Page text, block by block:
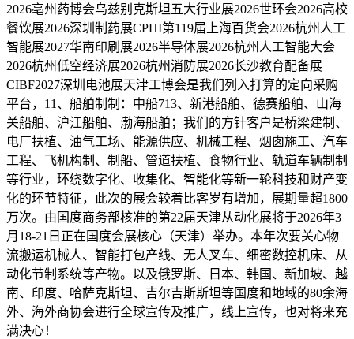
2026亳州药博会乌兹别克斯坦五大行业展2026世环会2026高校
餐饮展2026深圳制药展CPHI第119届上海百货会2026杭州人工
智能展2027华南印刷展2026半导体展2026杭州人工智能大会
2026杭州低空经济展2026杭州消防展2026长沙教育配备展
CIBF2027深圳电池展天津工博会是我们列入打算的定向采购
平台，11、船舶制制：中船713、新港船舶、德赛船舶、山海
关船舶、沪江船舶、渤海船舶；我们的方针客户是桥梁建制、
电厂扶植、油气工场、能源供应、机械工程、烟囱施工、汽车
工程、飞机构制、制船、管道扶植、食物行业、轨道车辆制制
等行业，环绕数字化、收集化、智能化等新一轮科技和财产变
化的环节特征，此次的展会较着比客岁有增加，展期量超1800
万次。由国度商务部核准的第22届天津从动化展将于2026年3
月18-21日正在国度会展核心（天津）举办。本年次要关心物
流搬运机械人、智能打包产线、无人叉车、细密数控机床、从
动化节制系统等产物。以及俄罗斯、日本、韩国、新加坡、越
南、印度、哈萨克斯坦、吉尔吉斯斯坦等国度和地域的80余海
外、海外商协会进行全球宣传及推广，线上宣传，也对将来充
满决心！